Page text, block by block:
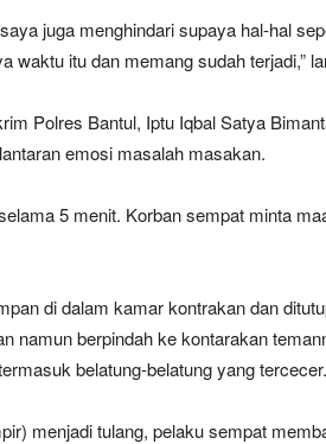
juga menghindari supaya hal-hal
waktu itu dan memang sudah terjadi,”
Polres Bantul, Iptu Iqbal Satya
emosi masalah masakan.
5 menit. Korban sempat minta
di dalam kamar kontrakan dan
namun berpindah ke kontarakan
belatung-belatung yang tercecer.
menjadi tulang, pelaku sempat